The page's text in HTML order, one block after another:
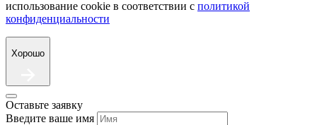
использование cookie в соответствии с политикой
конфиденциальности
Хорошо
Оставьте заявку
Введите ваше имя